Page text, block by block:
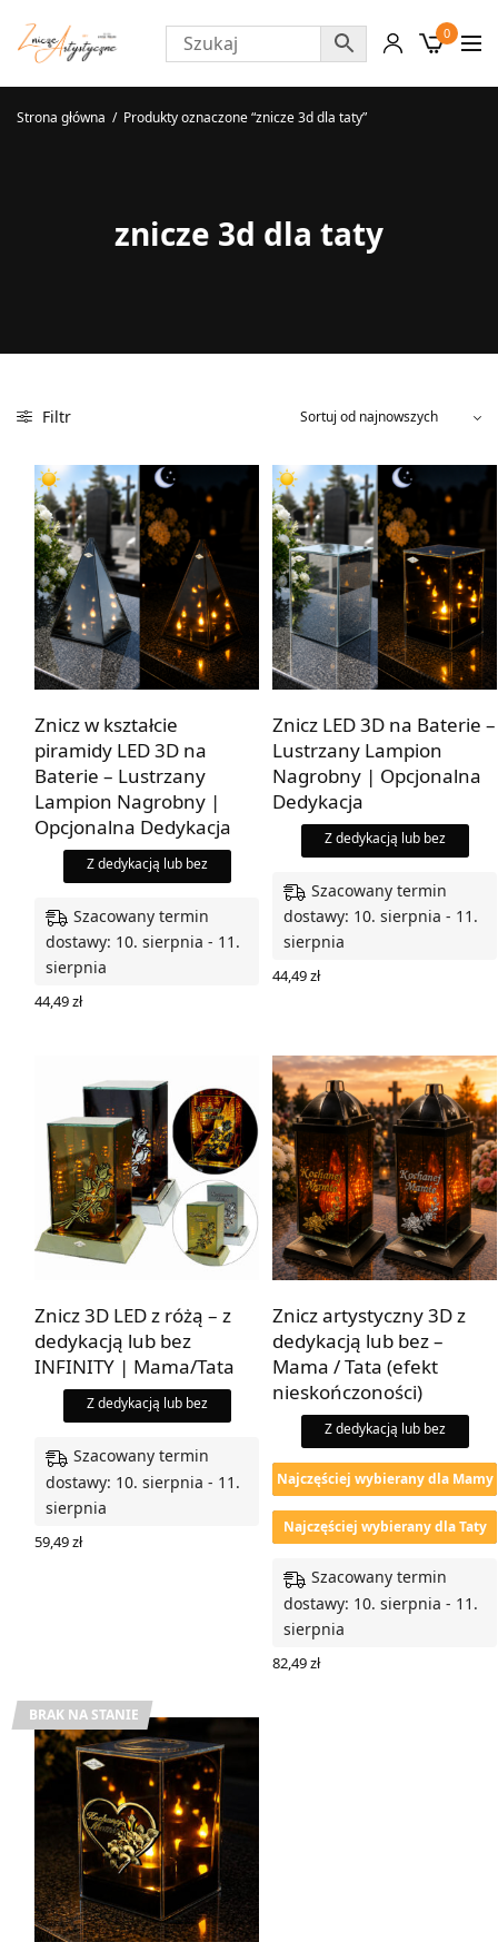
0
Strona główna / Produkty oznaczone “znicze 3d dla taty”
znicze 3d dla taty
Filtr
Znicz w kształcie
piramidy LED 3D na
Baterie – Lustrzany
Lampion Nagrobny |
Opcjonalna Dedykacja
Z dedykacją lub bez
Szacowany termin
dostawy: 10. sierpnia - 11.
sierpnia
44,49zł
Znicz LED 3D na Baterie –
Lustrzany Lampion
Nagrobny | Opcjonalna
Dedykacja
Z dedykacją lub bez
Szacowany termin
dostawy: 10. sierpnia - 11.
sierpnia
44,49zł
Znicz 3D LED z różą – z
dedykacją lub bez
INFINITY | Mama/Tata
Z dedykacją lub bez
Szacowany termin
dostawy: 10. sierpnia - 11.
sierpnia
59,49zł
Znicz artystyczny 3D z
dedykacją lub bez –
Mama / Tata (efekt
nieskończoności)
Z dedykacją lub bez
Najczęściej wybierany dla Mamy
Najczęściej wybierany dla Taty
Szacowany termin
dostawy: 10. sierpnia - 11.
sierpnia
82,49zł
BRAK NA STANIE